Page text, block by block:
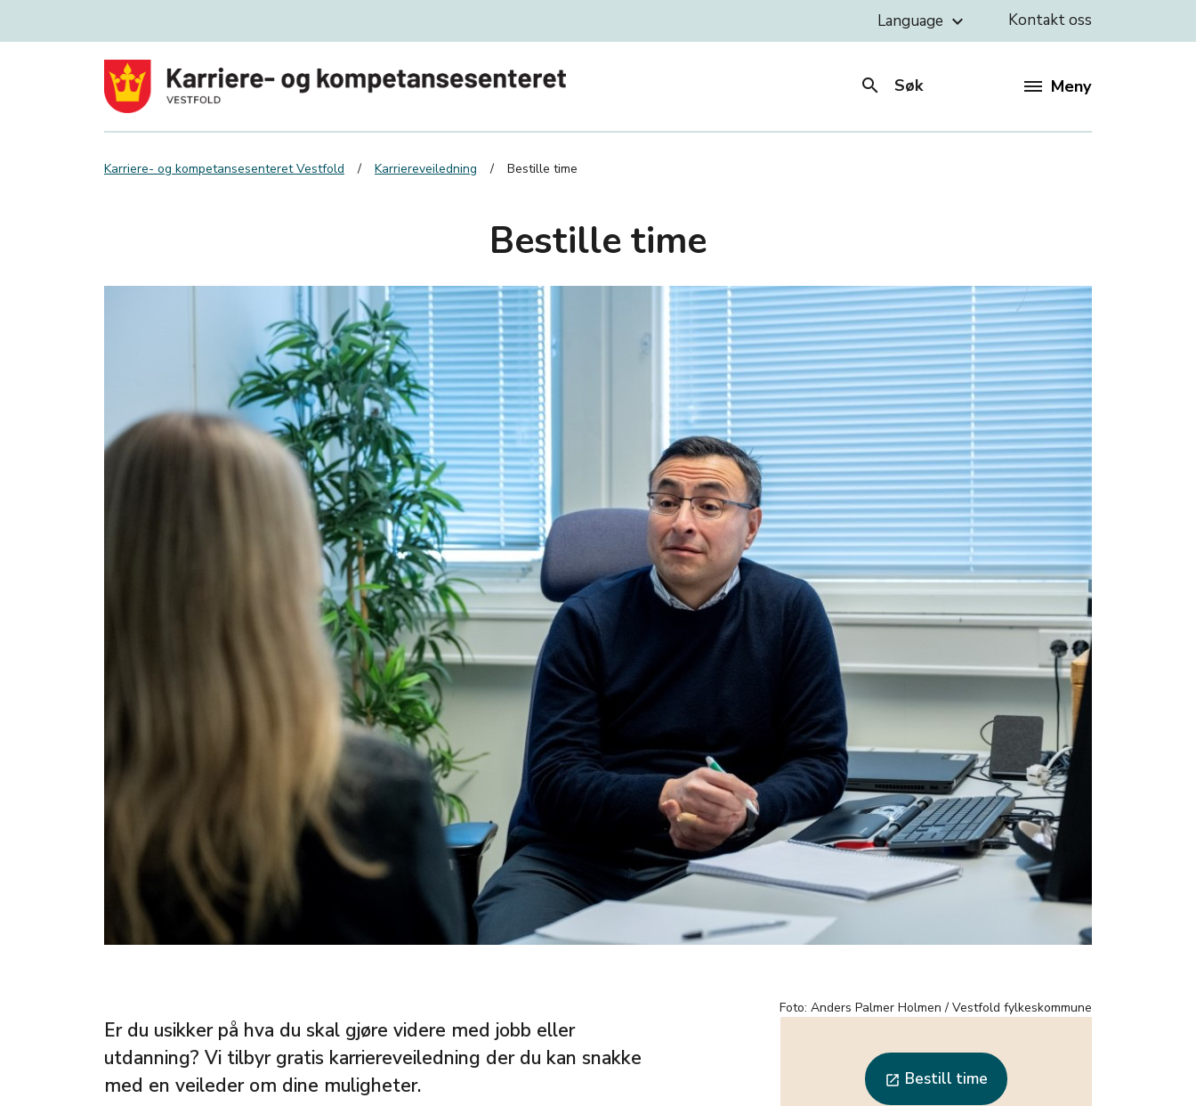
Language keyboard_arrow_down Kontakt oss
search Søk Meny
Karriere- og kompetansesenteret Vestfold Karriereveiledning Bestille time
Bestille time
Foto: Anders Palmer Holmen / Vestfold fylkeskommune
Er du usikker på hva du skal gjøre videre med jobb eller
utdanning? Vi tilbyr gratis karriereveiledning der du kan snakke
med en veileder om dine muligheter.
launch Bestill time